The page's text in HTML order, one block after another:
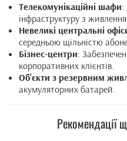
Телекомунікаційні шафи:
інфраструктуру з
Невеликі центральні
середньою щільністю
Бізнес-центри:
корпоративних клієнтів.
Об'єкти з резервним
акумуляторних батарей.
Рекомендації